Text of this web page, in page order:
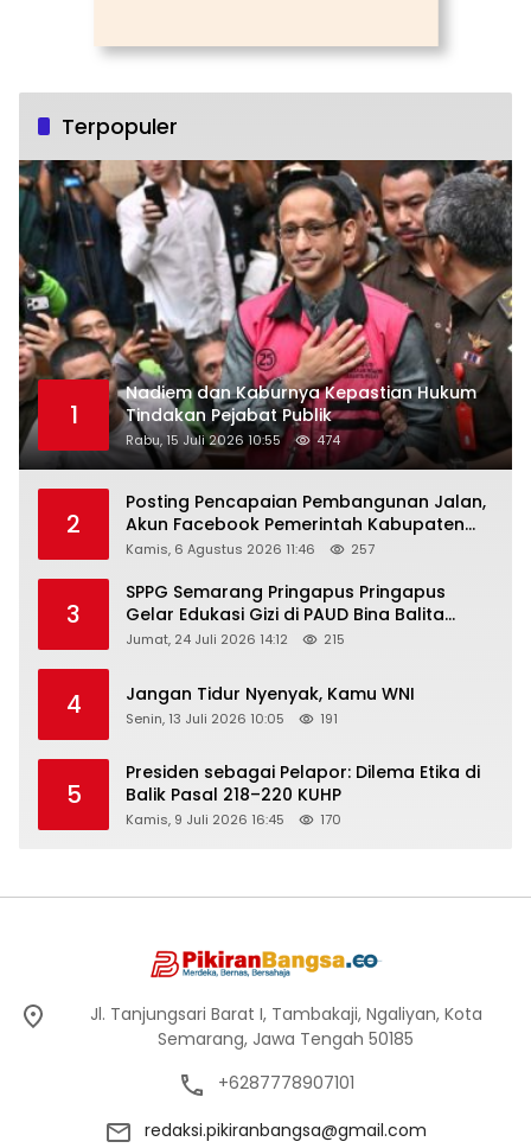
Terpopuler
1
Nadiem dan Kaburnya Kepastian Hukum
Tindakan Pejabat Publik
Rabu, 15 Juli 2026 10:55 474
2
Posting Pencapaian Pembangunan Jalan,
Akun Facebook Pemerintah Kabupaten
Rembang “Dirujak” Warganet
Kamis, 6 Agustus 2026 11:46 257
3
SPPG Semarang Pringapus Pringapus
Gelar Edukasi Gizi di PAUD Bina Balita
Peringati Hari Anak Nasional 2026
Jumat, 24 Juli 2026 14:12 215
4 Jangan Tidur Nyenyak, Kamu WNI
Senin, 13 Juli 2026 10:05 191
5
Presiden sebagai Pelapor: Dilema Etika di
Balik Pasal 218–220 KUHP
Kamis, 9 Juli 2026 16:45 170
Jl. Tanjungsari Barat I, Tambakaji, Ngaliyan, Kota
Semarang, Jawa Tengah 50185
+6287778907101
redaksi.pikiranbangsa@gmail.com